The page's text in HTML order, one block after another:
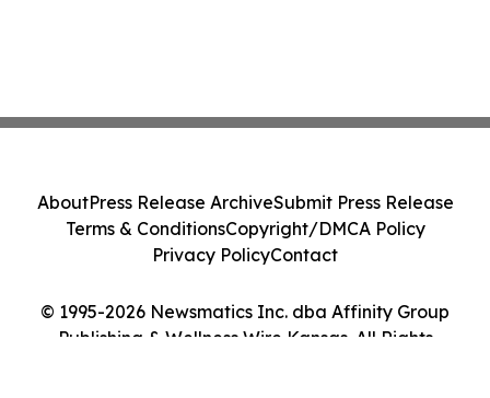
© 1995-2026 Newsmatics Inc. dba Affinity Group
Publishing & Wellness Wire Kansas. All Rights
AboutPress Release ArchiveSubmit Press Release
Terms & ConditionsCopyright/DMCA Policy
Privacy PolicyContact